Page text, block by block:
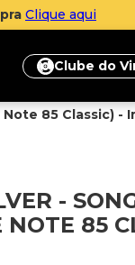
Clube do
Note 85 Classic) -
-
85